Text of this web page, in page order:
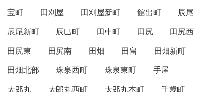
宝町
田刈屋 田刈屋新町 館出町
辰尾
辰尾新町
辰巳町 田中町 田尻
田尻西
田尻東
田尻南 田畑 田畠
田畑新町
田畑北部
珠泉西町 珠泉東町
手屋
太郎丸
太郎丸西町 太郎丸本町
千歳町